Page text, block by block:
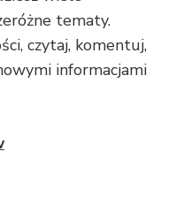
tematy.
czytaj, komentuj,
informacjami